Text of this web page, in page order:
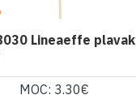
Lineaeffe plavak
MOC: 3.30€